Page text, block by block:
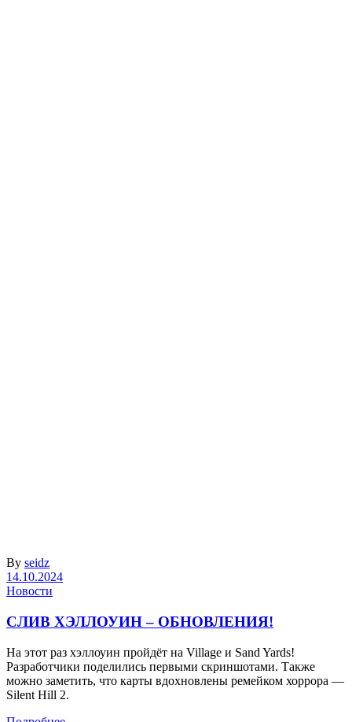
By seidz
14.10.2024
Новости
СЛИВ ХЭЛЛОУИН – ОБНОВЛЕНИЯ!
На этот раз хэллоуин пройдёт на Village и Sand Yards!
Разработчики поделились первыми скриншотами. Также
можно заметить, что карты вдохновлены ремейком хоррора —
Silent Hill 2.